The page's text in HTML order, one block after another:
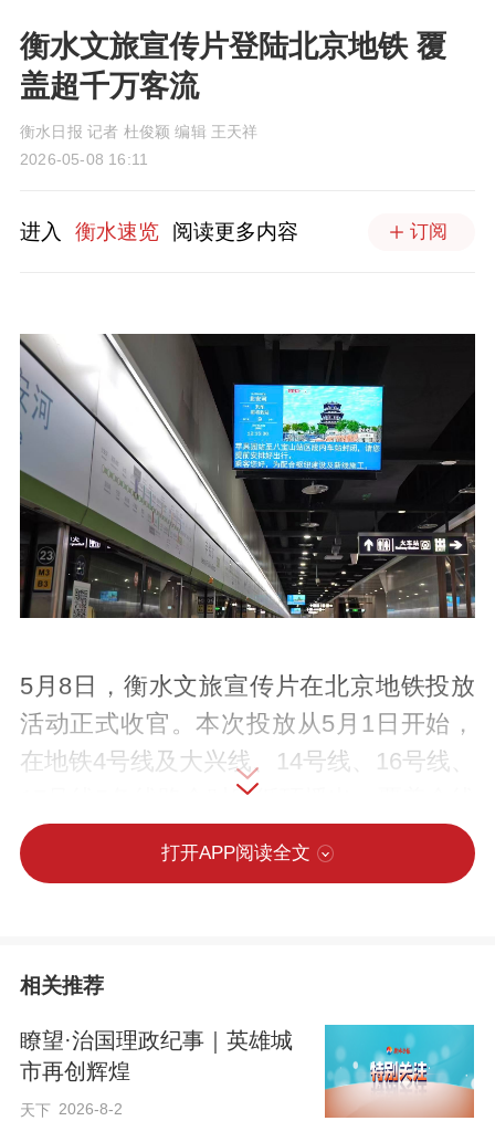
衡水文旅宣传片登陆北京地铁 覆
盖超千万客流
衡水日报 记者 杜俊颖 编辑 王天祥
2026-05-08 16:11
进入 衡水速览 阅读更多内容 订阅
5月8日，衡水文旅宣传片在北京地铁投放
活动正式收官。本次投放从5月1日开始，
在地铁4号线及大兴线、14号线、16号线、
17号线5条线路全时段循环播出，覆盖全线
80座车站12851块屏幕，累计触达出行人
群超千万人次。
干线，串联首都核心科教区、顶级商圈、
交通枢纽与知名文旅地标。其中4号线至大
兴线途经中央党校、北京大学、中关村高
科技园区、西单商圈，覆盖颐和园、圆明
打开APP阅读全文
相关推荐
瞭望·治国理政纪事｜英雄城
市再创辉煌
天下 2026-8-2